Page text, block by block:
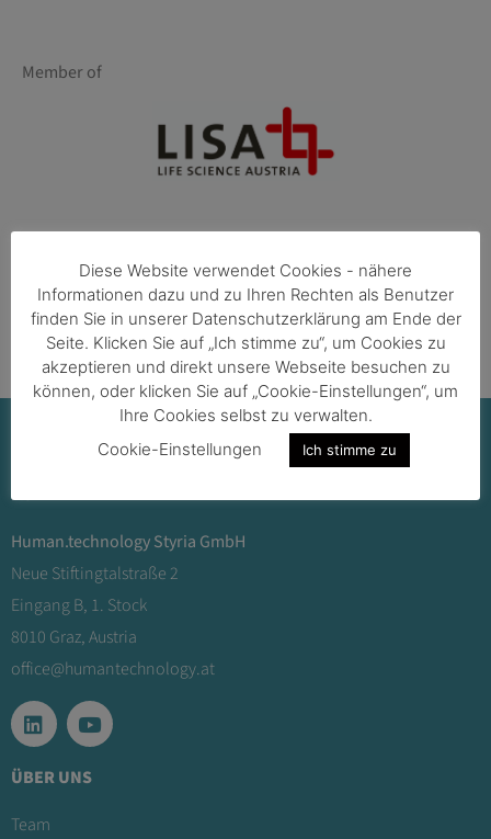
Member of
Powered by
KONTAKT
Human.technology Styria GmbH
Neue Stiftingtalstraße 2
Eingang B, 1. Stock
8010 Graz, Austria
office@humantechnology.at
ÜBER UNS
Team
Diese Website verwendet Cookies - nähere
Informationen dazu und zu Ihren Rechten als Benutzer
finden Sie in unserer Datenschutzerklärung am Ende der
Seite. Klicken Sie auf „Ich stimme zu“, um Cookies zu
akzeptieren und direkt unsere Webseite besuchen zu
können, oder klicken Sie auf „Cookie-Einstellungen“, um
Ihre Cookies selbst zu verwalten.
Cookie-Einstellungen
Ich stimme zu